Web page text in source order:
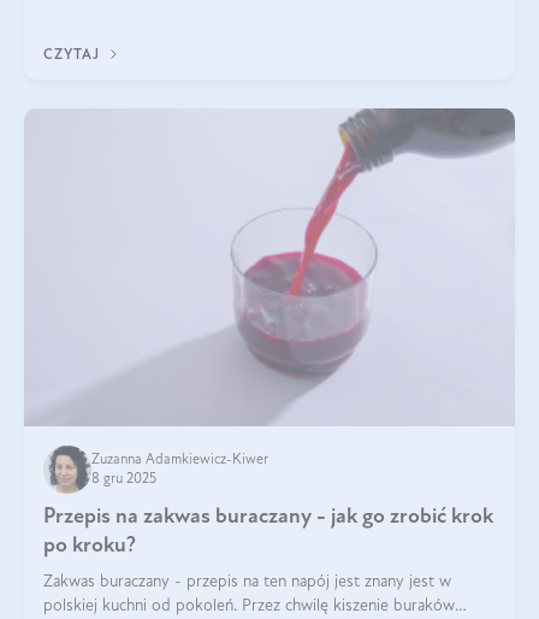
CZYTAJ
Zuzanna Adamkiewicz-Kiwer
8 gru 2025
Przepis na zakwas buraczany - jak go zrobić krok
po kroku?
Zakwas buraczany - przepis na ten napój jest znany jest w
polskiej kuchni od pokoleń. Przez chwilę kiszenie buraków